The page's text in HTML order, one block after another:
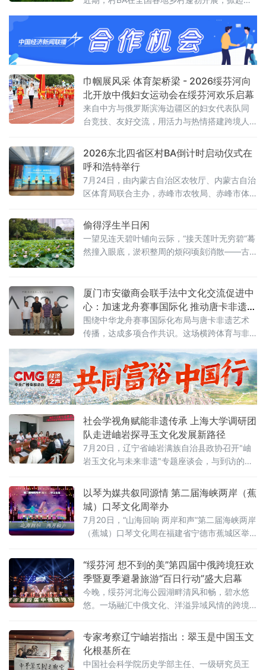
生活。黑龙江把赛事办到边境乡村，以体育赋
能兴边富民；山东策划推出“跟着村BA游乡村”
主题活动，串联整合乡村文旅资源，让赛场扎
根田间地头
巾帼展风采 体育架桥梁 - 2026绥芬河向
北开放中俄妇女运动会在绥芬河欢乐启幕
来自中方与俄罗斯滨海边疆区的妇女代表队同
台竞技、友好交流，用活力与热情搭建跨境人
2026东北四省区村BA倒计时启动仪式在
呼和浩特举行
7月24日，由内蒙古自治区农牧厅、内蒙古自治
区体育局联合主办，赤峰市农牧局、赤峰市体
美同行”2026东北四省区和美乡村篮球联赛吉祥
物发布暨30天倒计时启动仪式在呼和浩特举
行。
偷得浮生半日闲
一望见连天碧叶铺向云际，“接天莲叶无穷碧”蓦
然撞入眼底，淤积整周的烦闷顷刻消散——古
的孩童。胖乎乎的小男孩趁看护人分神，悄悄
折下一柄莲蓬，慌忙塞进汗衫，踮脚狂奔。身
后浮萍被小
厦门市安徽商会联手法中文化交流促进中
心：加速龙舟赛事国际化 推动唐卡非遗落
地长三角
围绕中华龙舟赛事国际化布局与唐卡非遗艺术
传播，达成多项合作共识。这场横跨体育与非
主线，整合国际体育平台、海外文化机构和国
家级非遗资源，探索中华优秀传统文化创造性
转化与
社会学视角赋能非遗传承 上海大学调研团
队走进岫岩探寻玉文化发展新路径
7月20日，辽宁省岫岩满族自治县政协召开"岫
岩玉文化与未来非遗"专题座谈会，与到访的上
量发展路径。县政协主席孔华、副主席刘丹峰
出席会议并讲话。座谈会上，与会人员共同观
看了上海大学调研团队在岫岩实地走访、采样
记录的专题视频。孔华向调研团队赠送《岫岩
玉图谱史录》等三部专业典籍，为课题研究提
以琴为媒共叙同源情 第二届海峡两岸（蕉
城）口琴文化周举办
7月20日，“山海回响 两岸和声”第二届海峡两岸
（蕉城）口琴文化周在福建省宁德市蕉城区举
表齐聚一堂，以琴为媒、以乐会友，共叙两岸
同根同源的文化深情。
“绥芬河 想不到的美”第四届中俄跨境狂欢
季暨夏季避暑旅游“百日行动”盛大启幕
今晚，绥芬河北海公园湖畔清风和畅，碧水悠
悠。一场融汇中俄文化、洋溢异域风情的跨境
到的美”第四届中俄跨境狂欢季暨夏季避暑旅
游“百日行动”的大幕。
专家考察辽宁岫岩指出：翠玉是中国玉文
化根基所在
中国社会科学院历史学部主任、一级研究员王